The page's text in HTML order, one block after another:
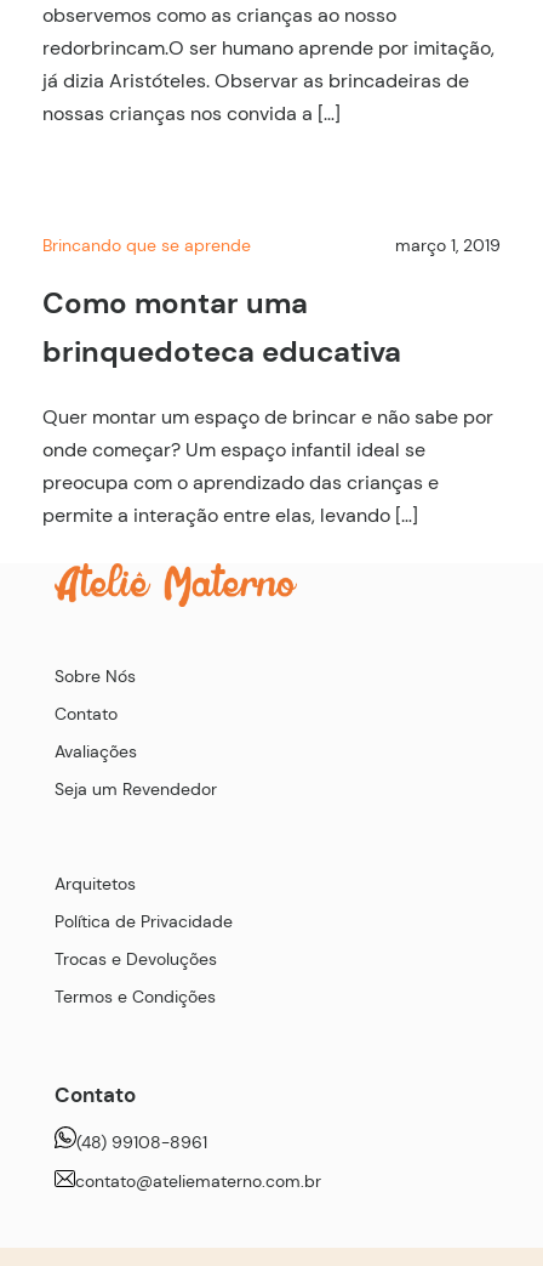
observemos como as crianças ao nosso
redorbrincam.O ser humano aprende por imitação,
já dizia Aristóteles. Observar as brincadeiras de
nossas crianças nos convida a […]
Brincando que se aprende março 1, 2019
Como montar uma
brinquedoteca educativa
Quer montar um espaço de brincar e não sabe por
onde começar? Um espaço infantil ideal se
preocupa com o aprendizado das crianças e
permite a interação entre elas, levando […]
Sobre Nós
Contato
Avaliações
Seja um Revendedor
Arquitetos
Política de Privacidade
Trocas e Devoluções
Termos e Condições
Contato
(48) 99108-8961
contato@ateliematerno.com.br